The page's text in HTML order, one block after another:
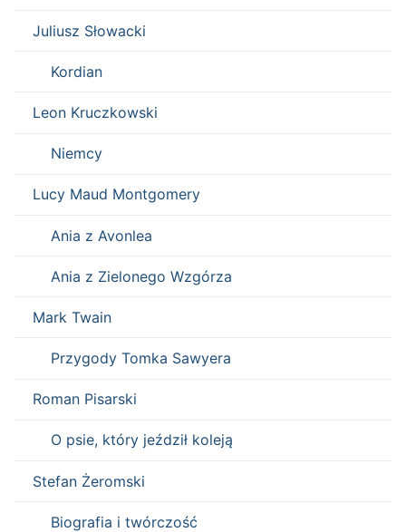
Juliusz Słowacki
Kordian
Leon Kruczkowski
Niemcy
Lucy Maud Montgomery
Ania z Avonlea
Ania z Zielonego Wzgórza
Mark Twain
Przygody Tomka Sawyera
Roman Pisarski
O psie, który jeździł koleją
Stefan Żeromski
Biografia i twórczość